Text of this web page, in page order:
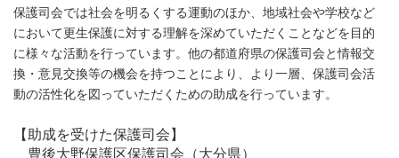
保護司会では社会を明るくする運動のほか、地域社会や学校など
において更生保護に対する理解を深めていただくことなどを目的
に様々な活動を行っています。他の都道府県の保護司会と情報交
換・意見交換等の機会を持つことにより、より一層、保護司会活
動の活性化を図っていただくための助成を行っています。
【助成を受けた保護司会】
豊後大野保護区保護司会（大分県）